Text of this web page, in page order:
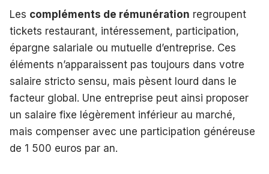
Les compléments de rémunération regroupent
tickets restaurant, intéressement, participation,
épargne salariale ou mutuelle d’entreprise. Ces
éléments n’apparaissent pas toujours dans votre
salaire stricto sensu, mais pèsent lourd dans le
facteur global. Une entreprise peut ainsi proposer
un salaire fixe légèrement inférieur au marché,
mais compenser avec une participation généreuse
de 1 500 euros par an.